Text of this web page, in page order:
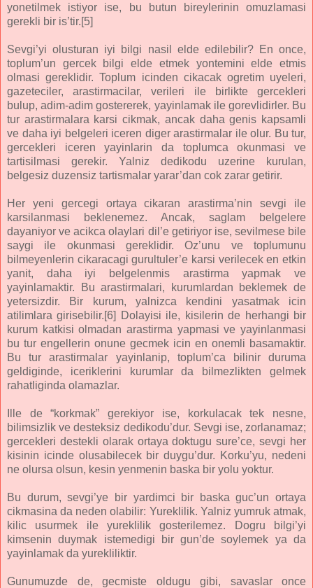
yonetilmek istiyor ise, bu butun bireylerinin omuzlamasi
gerekli bir is’tir.[5]
Sevgi’yi olusturan iyi bilgi nasil elde edilebilir? En once,
toplum’un gercek bilgi elde etmek yontemini elde etmis
olmasi gereklidir. Toplum icinden cikacak ogretim uyeleri,
gazeteciler, arastirmacilar, verileri ile birlikte gercekleri
bulup, adim-adim gostererek, yayinlamak ile gorevlidirler. Bu
tur arastirmalara karsi cikmak, ancak daha genis kapsamli
ve daha iyi belgeleri iceren diger arastirmalar ile olur. Bu tur,
gercekleri iceren yayinlarin da toplumca okunmasi ve
tartisilmasi gerekir. Yalniz dedikodu uzerine kurulan,
belgesiz duzensiz tartismalar yarar’dan cok zarar getirir.
Her yeni gercegi ortaya cikaran arastirma’nin sevgi ile
karsilanmasi beklenemez. Ancak, saglam belgelere
dayaniyor ve acikca olaylari dil’e getiriyor ise, sevilmese bile
saygi ile okunmasi gereklidir. Oz’unu ve toplumunu
bilmeyenlerin cikaracagi gurultuler’e karsi verilecek en etkin
yanit, daha iyi belgelenmis arastirma yapmak ve
yayinlamaktir. Bu arastirmalari, kurumlardan beklemek de
yetersizdir. Bir kurum, yalnizca kendini yasatmak icin
atilimlara girisebilir.[6] Dolayisi ile, kisilerin de herhangi bir
kurum katkisi olmadan arastirma yapmasi ve yayinlanmasi
bu tur engellerin onune gecmek icin en onemli basamaktir.
Bu tur arastirmalar yayinlanip, toplum’ca bilinir duruma
geldiginde, iceriklerini kurumlar da bilmezlikten gelmek
rahatliginda olamazlar.
Ille de “korkmak” gerekiyor ise, korkulacak tek nesne,
bilimsizlik ve desteksiz dedikodu’dur. Sevgi ise, zorlanamaz;
gercekleri destekli olarak ortaya doktugu sure’ce, sevgi her
kisinin icinde olusabilecek bir duygu’dur. Korku’yu, nedeni
ne olursa olsun, kesin yenmenin baska bir yolu yoktur.
Bu durum, sevgi’ye bir yardimci bir baska guc’un ortaya
cikmasina da neden olabilir: Yureklilik. Yalniz yumruk atmak,
kilic usurmek ile yureklilik gosterilemez. Dogru bilgi’yi
kimsenin duymak istemedigi bir gun’de soylemek ya da
yayinlamak da yurekliliktir.
Gunumuzde de, gecmiste oldugu gibi, savaslar once